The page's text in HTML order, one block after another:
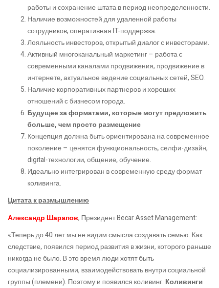
работы и сохранение штата в период неопределенности.
Наличие возможностей для удаленной работы
сотрудников, оперативная IT-поддержка.
Лояльность инвесторов, открытый диалог с инвесторами.
Активный многоканальный маркетинг – работа с
современными каналами продвижения, продвижение в
интернете, актуальное ведение социальных сетей, SEO.
Наличие корпоративных партнеров и хороших
отношений с бизнесом города.
Будущее за форматами, которые могут предложить
больше, чем просто размещение
Концепция должна быть ориентирована на современное
поколение – ценятся функциональность, селфи-дизайн,
digital-технологии, общение, обучение.
Идеально интегрирован в современную среду формат
коливинга.
Цитата к размышлению
Александр Шарапов, Президент Becar Asset Management:
«Теперь до 40 лет мы не видим смысла создавать семью. Как
следствие, появился период развития в жизни, которого раньше
никогда не было. В это время люди хотят быть
социализированными, взаимодействовать внутри социальной
группы (племени). Поэтому и появился коливинг. Коливинги